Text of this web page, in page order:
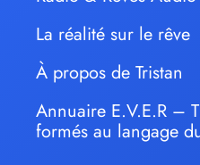
La réalité sur le rêve
À propos de Tristan
Annuaire E.V.E.R –
formés au langage